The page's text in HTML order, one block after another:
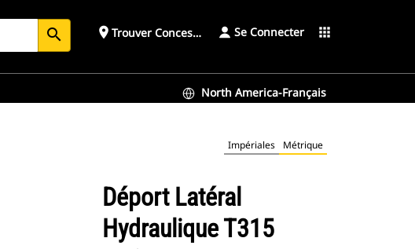
search place Trouver ConcessionnaireSe Connecter apps
North America-Français
Impériales Métrique
Déport Latéral
Hydraulique T315